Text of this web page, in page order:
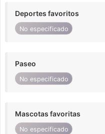
Deportes favoritos
No especificado
Paseo
No especificado
Mascotas favoritas
No especificado